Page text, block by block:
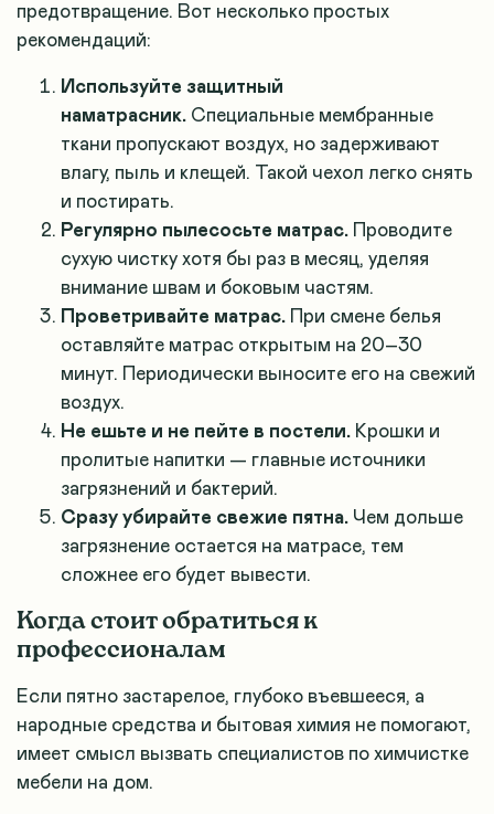
предотвращение. Вот несколько простых
рекомендаций:
Используйте защитный
наматрасник. Специальные мембранные
ткани пропускают воздух, но задерживают
влагу, пыль и клещей. Такой чехол легко снять
и постирать.
Регулярно пылесосьте матрас. Проводите
сухую чистку хотя бы раз в месяц, уделяя
внимание швам и боковым частям.
Проветривайте матрас. При смене белья
оставляйте матрас открытым на 20–30
минут. Периодически выносите его на свежий
воздух.
Не ешьте и не пейте в постели. Крошки и
пролитые напитки — главные источники
загрязнений и бактерий.
Сразу убирайте свежие пятна. Чем дольше
загрязнение остается на матрасе, тем
сложнее его будет вывести.
Когда стоит обратиться к
профессионалам
Если пятно застарелое, глубоко въевшееся, а
народные средства и бытовая химия не помогают,
имеет смысл вызвать специалистов по химчистке
мебели на дом.